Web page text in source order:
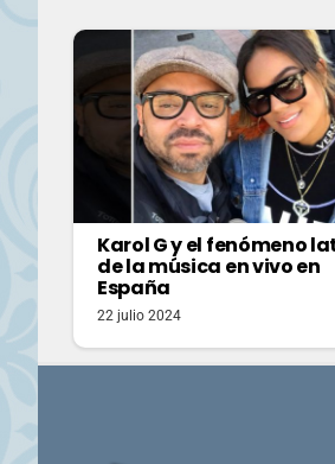
Karol G y el fenómeno
de la música en vivo en
España
22 julio 2024